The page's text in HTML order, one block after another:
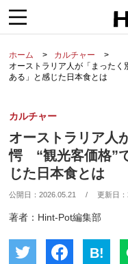
ホーム
カルチャー
オーストラリア人が「まった
ある」と感じた日本食とは
カルチャー
オーストラリア人
愕 “観光客価格”
じた日本食とは
公開日：2026.05.21 / 更新日：
著者：Hint-Pot編集部
B!